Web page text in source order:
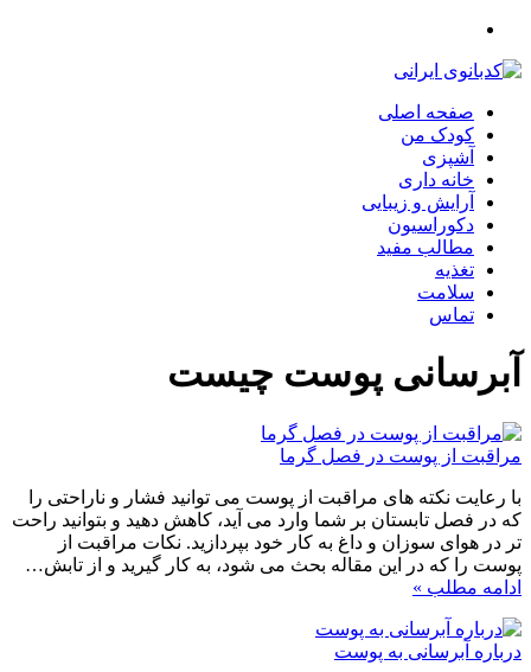
صفحه اصلی
کودک من
آشپزی
خانه داری
آرایش و زیبایی
دکوراسیون
مطالب مفید
تغذیه
سلامت
تماس
آبرسانی پوست چیست
مراقبت از پوست در فصل گرما
با رعایت نکته های مراقبت از پوست می توانید فشار و ناراحتی را
که در فصل تابستان بر شما وارد می آید، کاهش دهید و بتوانید راحت
تر در هوای سوزان و داغ به کار خود بپردازید. نکات مراقبت از
پوست را که در این مقاله بحث می شود، به کار گیرید و از تابش…
ادامه مطلب »
درباره آبرسانی به پوست